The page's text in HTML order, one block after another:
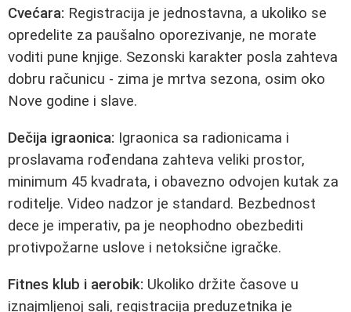
Cvećara: Registracija je jednostavna, a ukoliko se
opredelite za paušalno oporezivanje, ne morate
voditi pune knjige. Sezonski karakter posla zahteva
dobru računicu - zima je mrtva sezona, osim oko
Nove godine i slave.
Dečija igraonica: Igraonica sa radionicama i
proslavama rođendana zahteva veliki prostor,
minimum 45 kvadrata, i obavezno odvojen kutak za
roditelje. Video nadzor je standard. Bezbednost
dece je imperativ, pa je neophodno obezbediti
protivpožarne uslove i netoksične igračke.
Fitnes klub i aerobik: Ukoliko držite časove u
iznajmljenoj sali, registracija preduzetnika je